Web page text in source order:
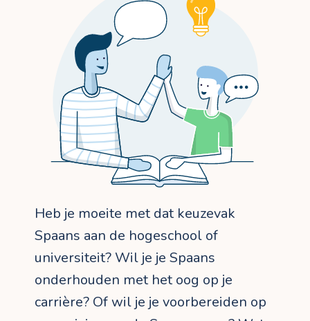
Heb je moeite met dat keuzevak
Spaans aan de hogeschool of
universiteit? Wil je je Spaans
onderhouden met het oog op je
carrière? Of wil je je voorbereiden op